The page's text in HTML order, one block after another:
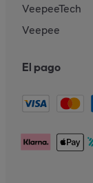
VeepeeTech
Veepee
El pago